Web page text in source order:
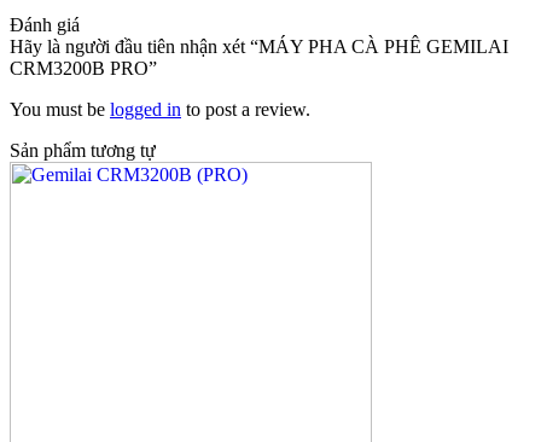
Đánh giá
Hãy là người đầu tiên nhận xét “MÁY PHA CÀ PHÊ GEMILAI
CRM3200B PRO”
You must be logged in to post a review.
Sản phẩm tương tự